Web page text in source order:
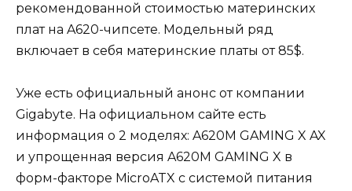
рекомендованной стоимостью материнских
плат на A620-чипсете. Модельный ряд
включает в себя материнские платы от 85$.
Уже есть официальный анонс от компании
Gigabyte. На официальном сайте есть
информация о 2 моделях: A620M GAMING X AX
и упрощенная версия A620M GAMING X в
форм-факторе MicroATX с системой питания